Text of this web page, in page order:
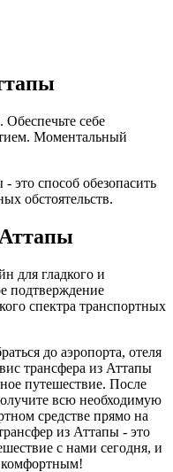
себе
Моментальный
это способ обезопасить
обстоятельств.
для гладкого и
подтверждение
спектра транспортных
до аэропорта, отеля
трансфера из Аттапы
путешествие. После
всю необходимую
средстве прямо на
из Аттапы - это
с нами сегодня, и
комфортным!